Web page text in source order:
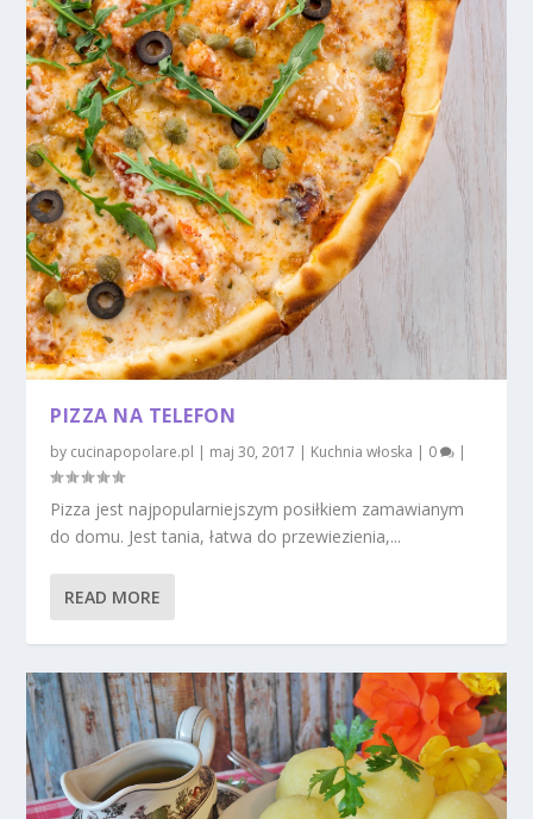
PIZZA NA TELEFON
by cucinapopolare.pl | maj 30, 2017 | Kuchnia włoska | 0 |
Pizza jest najpopularniejszym posiłkiem zamawianym
do domu. Jest tania, łatwa do przewiezienia,...
READ MORE